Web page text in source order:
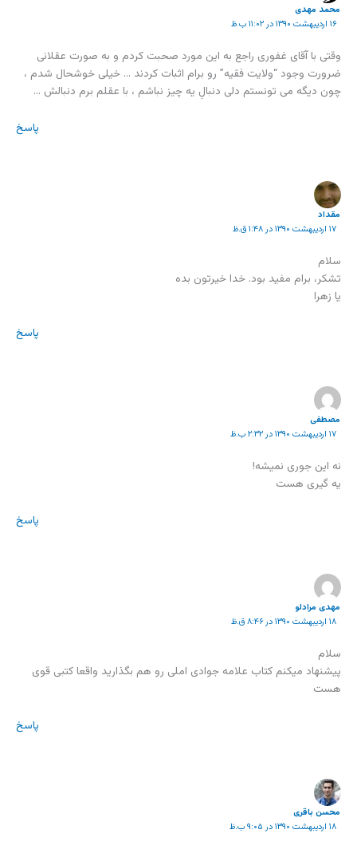
محمد مهدی
۱۶ اردیبهشت ۱۳۹۰ در ۱۱:۰۲ ب.ظ
وقتی با آقای غفوری راجع به این مورد صحبت کردم و به صورت عقلانی
ضرورت وجود “ولایت فقیه” رو برام اثبات کردند … خیلی خوشحال شدم ،
چون دیگه می تونستم دلی دنبالِ یه چیز نباشم ، با عقلم برم دنبالش …
پاسخ
مقداد
۱۷ اردیبهشت ۱۳۹۰ در ۱:۴۸ ق.ظ
سلام
تشکر، برام مفید بود. خدا خیرتون بده
یا زهرا
پاسخ
مصطفی
۱۷ اردیبهشت ۱۳۹۰ در ۲:۳۲ ب.ظ
نه این جوری نمیشه!
یه گیری هست
پاسخ
مهدی مرادلو
۱۸ اردیبهشت ۱۳۹۰ در ۸:۴۶ ق.ظ
سلام
پیشنهاد میکنم کتاب علامه جوادی املی رو هم بگذارید واقعا کتبی قوی
هست
پاسخ
محسن باقری
۱۸ اردیبهشت ۱۳۹۰ در ۹:۰۵ ب.ظ